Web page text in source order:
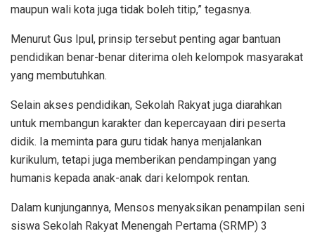
maupun wali kota juga tidak boleh titip,” tegasnya.
Menurut Gus Ipul, prinsip tersebut penting agar bantuan
pendidikan benar-benar diterima oleh kelompok masyarakat
yang membutuhkan.
Selain akses pendidikan, Sekolah Rakyat juga diarahkan
untuk membangun karakter dan kepercayaan diri peserta
didik. Ia meminta para guru tidak hanya menjalankan
kurikulum, tetapi juga memberikan pendampingan yang
humanis kepada anak-anak dari kelompok rentan.
Dalam kunjungannya, Mensos menyaksikan penampilan seni
siswa Sekolah Rakyat Menengah Pertama (SRMP) 3